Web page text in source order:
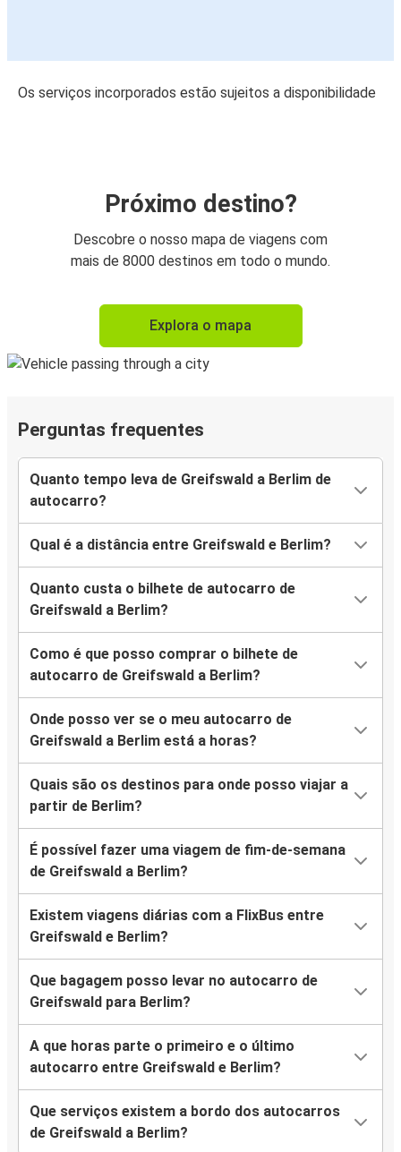
Os serviços incorporados estão sujeitos a disponibilidade
Próximo destino?
Descobre o nosso mapa de viagens com
mais de 8000 destinos em todo o mundo.
Explora o mapa
Perguntas frequentes
Quanto tempo leva de Greifswald a Berlim de
autocarro?
Qual é a distância entre Greifswald e Berlim?
Quanto custa o bilhete de autocarro de
Greifswald a Berlim?
Como é que posso comprar o bilhete de
autocarro de Greifswald a Berlim?
Onde posso ver se o meu autocarro de
Greifswald a Berlim está a horas?
Quais são os destinos para onde posso viajar a
partir de Berlim?
É possível fazer uma viagem de fim-de-semana
de Greifswald a Berlim?
Existem viagens diárias com a FlixBus entre
Greifswald e Berlim?
Que bagagem posso levar no autocarro de
Greifswald para Berlim?
A que horas parte o primeiro e o último
autocarro entre Greifswald e Berlim?
Que serviços existem a bordo dos autocarros
de Greifswald a Berlim?